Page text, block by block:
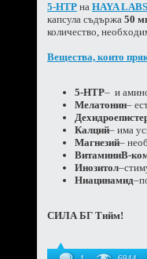
5-HTP на HAYA LABS
капсула съдържа 50
количество,
Вещества, които
5-HTP– и
Мелатонин–
Калций– има
Магнезий–
ВитаминиB-
Инозитол
Ниацинамид
СИЛА БГ Тийм!